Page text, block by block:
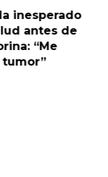
Óscar Junior
tras salida de
polémica con